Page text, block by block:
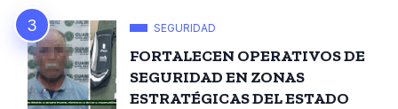
SEGURIDAD
FORTALECEN OPERATIVOS DE
SEGURIDAD EN ZONAS
ESTRATÉGICAS DEL ESTADO